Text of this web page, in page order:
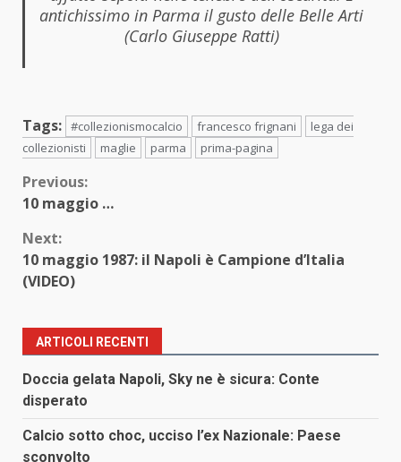
antichissimo in Parma il gusto delle Belle Arti
(Carlo Giuseppe Ratti)
Tags: #collezionismocalcio francesco frignani
lega dei
collezionisti
maglie parma prima-pagina
Continue
Reading
Previous:
10 maggio …
Next:
10 maggio 1987: il Napoli è Campione d’Italia
(VIDEO)
ARTICOLI RECENTI
Doccia gelata Napoli, Sky ne è sicura: Conte
disperato
Calcio sotto choc, ucciso l’ex Nazionale: Paese
sconvolto